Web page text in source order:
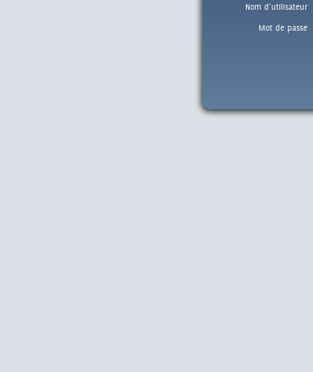
Nom d'utilisateur
Mot de passe